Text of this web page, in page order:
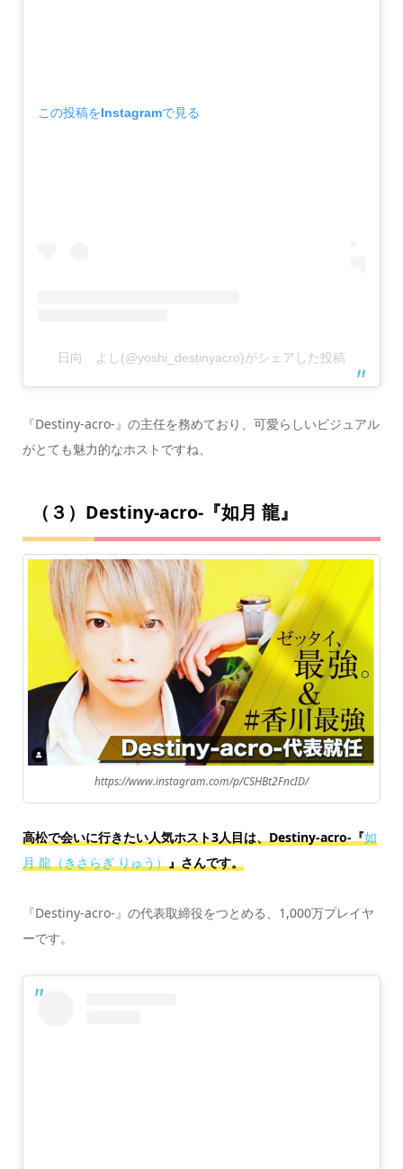
この投稿をInstagramで見る
日向 よし(@yoshi_destinyacro)がシェアした投稿
『Destiny-acro-』の主任を務めており、可愛らしいビジュアル
がとても魅力的なホストですね、
（３）Destiny-acro-『如月 龍』
https://www.instagram.com/p/CSHBt2FncID/
高松で会いに行きたい人気ホスト3人目は、Destiny-acro-『如
月 龍（きさらぎ りゅう）
』さんです。
『Destiny-acro-』の代表取締役をつとめる、1,000万プレイヤ
ーです。